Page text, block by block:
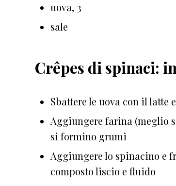
uova, 3
sale
Crêpes di spinaci:
Sbattere le uova con il latte
Aggiungere farina (meglio
si formino grumi
Aggiungere lo spinacino e
composto liscio e fluido